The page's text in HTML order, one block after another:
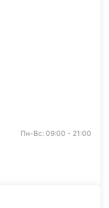
Пн-Вс: 09:00 - 21:00